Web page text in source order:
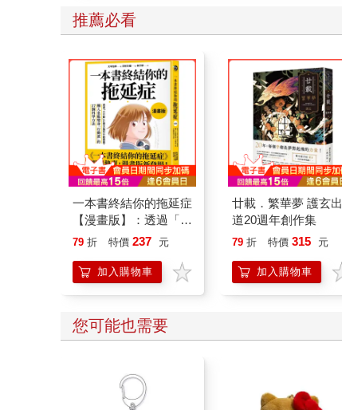
推薦必看
一本書終結你的拖延症
【漫畫版】：透過「小
行動」打開大腦的行動
「行動派」的37個科
學方法
79 折 特價 237 元
加入購物車
廿載．繁華夢 護玄出
道20週年創作集
79 折 特價 315 元
加入購物車
您可能也需要